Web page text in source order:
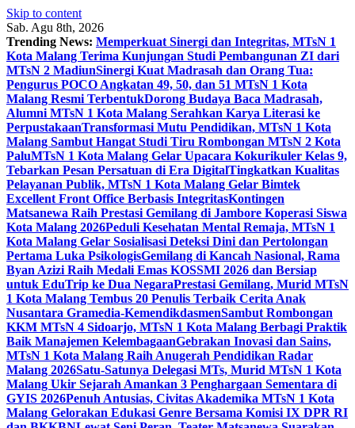
Skip to content
Sab. Agu 8th, 2026
Trending News: Memperkuat Sinergi dan Integritas, MTsN 1
Kota Malang Terima Kunjungan Studi Pembangunan ZI dari
MTsN 2 MadiunSinergi Kuat Madrasah dan Orang Tua:
Pengurus POCO Angkatan 49, 50, dan 51 MTsN 1 Kota
Malang Resmi TerbentukDorong Budaya Baca Madrasah,
Alumni MTsN 1 Kota Malang Serahkan Karya Literasi ke
PerpustakaanTransformasi Mutu Pendidikan, MTsN 1 Kota
Malang Sambut Hangat Studi Tiru Rombongan MTsN 2 Kota
PaluMTsN 1 Kota Malang Gelar Upacara Kokurikuler Kelas 9,
Tebarkan Pesan Persatuan di Era DigitalTingkatkan Kualitas
Pelayanan Publik, MTsN 1 Kota Malang Gelar Bimtek
Excellent Front Office Berbasis IntegritasKontingen
Matsanewa Raih Prestasi Gemilang di Jambore Koperasi Siswa
Kota Malang 2026Peduli Kesehatan Mental Remaja, MTsN 1
Kota Malang Gelar Sosialisasi Deteksi Dini dan Pertolongan
Pertama Luka PsikologisGemilang di Kancah Nasional, Rama
Byan Azizi Raih Medali Emas KOSSMI 2026 dan Bersiap
untuk EduTrip ke Dua NegaraPrestasi Gemilang, Murid MTsN
1 Kota Malang Tembus 20 Penulis Terbaik Cerita Anak
Nusantara Gramedia-KemendikdasmenSambut Rombongan
KKM MTsN 4 Sidoarjo, MTsN 1 Kota Malang Berbagi Praktik
Baik Manajemen KelembagaanGebrakan Inovasi dan Sains,
MTsN 1 Kota Malang Raih Anugerah Pendidikan Radar
Malang 2026Satu-Satunya Delegasi MTs, Murid MTsN 1 Kota
Malang Ukir Sejarah Amankan 3 Penghargaan Sementara di
GYIS 2026Penuh Antusias, Civitas Akademika MTsN 1 Kota
Malang Gelorakan Edukasi Genre Bersama Komisi IX DPR RI